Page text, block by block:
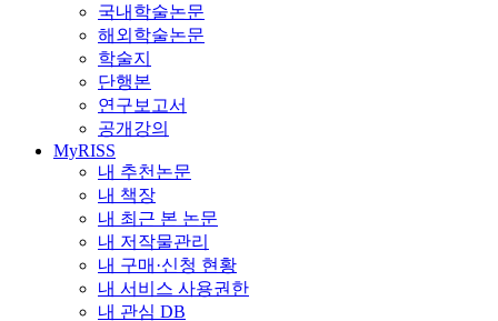
국내학술논문
해외학술논문
학술지
단행본
연구보고서
공개강의
MyRISS
내 추천논문
내 책장
내 최근 본 논문
내 저작물관리
내 구매·신청 현황
내 서비스 사용권한
내 관심 DB